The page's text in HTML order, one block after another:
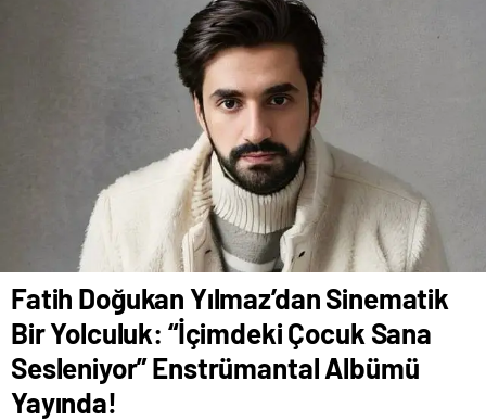
Fatih Doğukan Yılmaz’dan Sinematik
Bir Yolculuk: “İçimdeki Çocuk Sana
Sesleniyor” Enstrümantal Albümü
Yayında!